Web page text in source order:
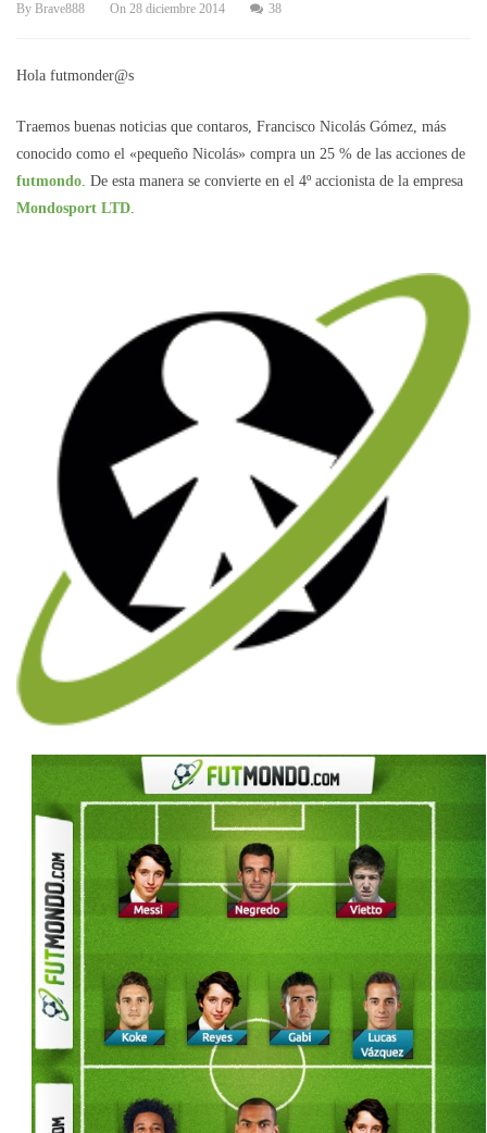
By Brave888 On 28 diciembre 2014 38
Hola futmonder@s
Traemos buenas noticias que contaros, Francisco Nicolás Gómez, más
conocido como el «pequeño Nicolás» compra un 25 % de las acciones de
futmondo. De esta manera se convierte en el 4º accionista de la empresa
Mondosport LTD.